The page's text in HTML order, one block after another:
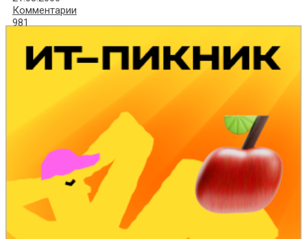
Комментарии
981